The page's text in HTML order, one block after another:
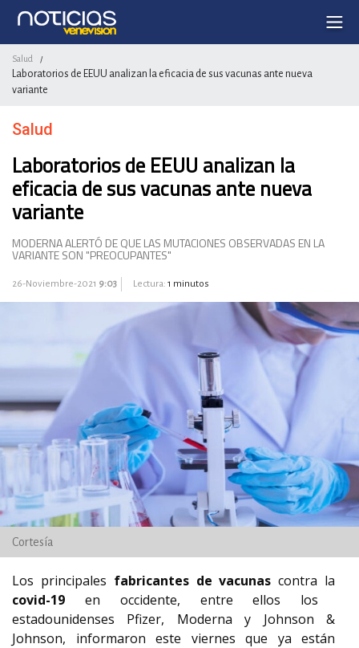
Salud /
Laboratorios de EEUU analizan la eficacia de sus vacunas ante nueva
variante
Salud
Laboratorios de EEUU analizan la
eficacia de sus vacunas ante nueva
variante
MODERNA ALERTÓ DE QUE LAS MUTACIONES OBSERVADAS EN LA
VARIANTE SON "PREOCUPANTES"
26-Noviembre-2021 9:03 Lectura: 1 minutos
Cortesía
Los principales fabricantes de vacunas contra la
covid-19 en occidente, entre ellos los
estadounidenses Pfizer, Moderna y Johnson &
Johnson, informaron este viernes que ya están